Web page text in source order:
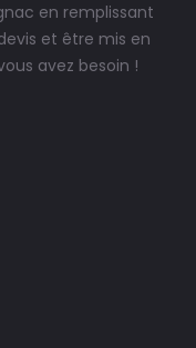
en remplissant
et être mis en
avez besoin !